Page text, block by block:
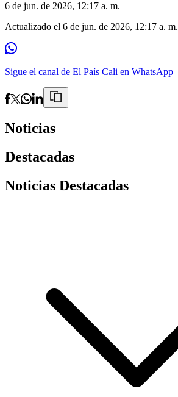
6 de jun. de 2026, 12:17 a. m.
Actualizado el 6 de jun. de 2026, 12:17 a. m.
Sigue el canal de El País Cali en WhatsApp
Noticias
Destacadas
Noticias Destacadas